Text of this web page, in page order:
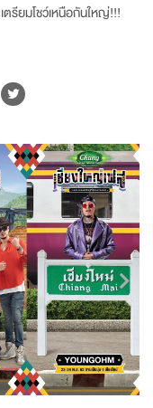
รียมโชว์เหนือกันใหญ่!!!